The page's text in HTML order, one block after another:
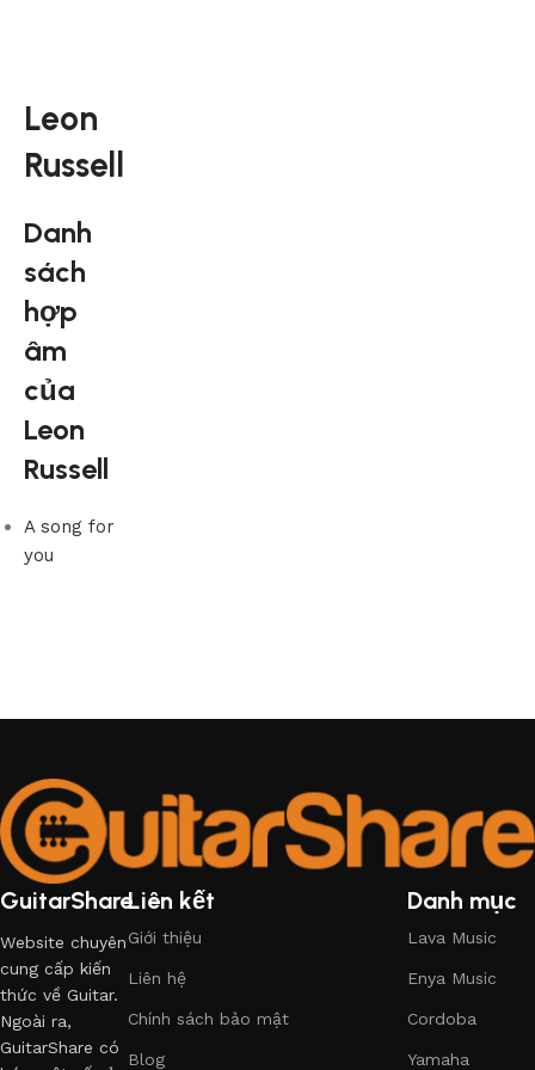
Leon
Russell
Danh
sách
hợp
âm
của
Leon
Russell
A song for
you
GuitarShare
Website chuyên
cung cấp kiến
thức về Guitar.
Ngoài ra,
GuitarShare có
Liên kết
Giới thiệu
Liên hệ
Chính sách bảo mật
Blog
Danh mục
Lava Music
Enya Music
Cordoba
Yamaha